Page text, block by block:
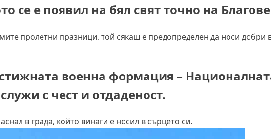
се е появил на бял свят точно на
пролетни празници, той сякаш е предопределен да носи добри
военна формация –
с чест и отдаденост.
в града, който винаги е носил в сърцето си.